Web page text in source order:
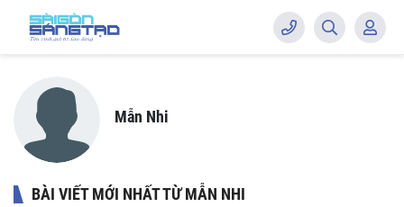
Mẫn Nhi
BÀI VIẾT MỚI NHẤT TỪ MẪN NHI